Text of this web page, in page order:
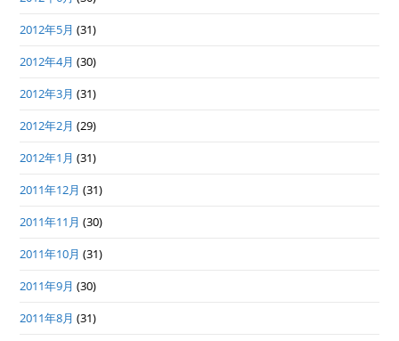
2012年5月 (31)
2012年4月 (30)
2012年3月 (31)
2012年2月 (29)
2012年1月 (31)
2011年12月 (31)
2011年11月 (30)
2011年10月 (31)
2011年9月 (30)
2011年8月 (31)